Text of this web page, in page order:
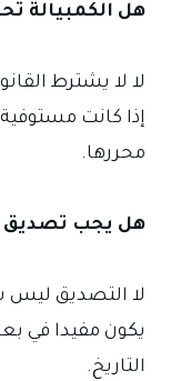
هل الكمبيالة
لا لا يشترط
إذا كانت مستوفية
محررها.
هل يجب تصديق
لا التصديق ليس
يكون مفيدا في
التاريخ.